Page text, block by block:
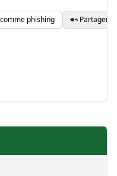
phishing Partager